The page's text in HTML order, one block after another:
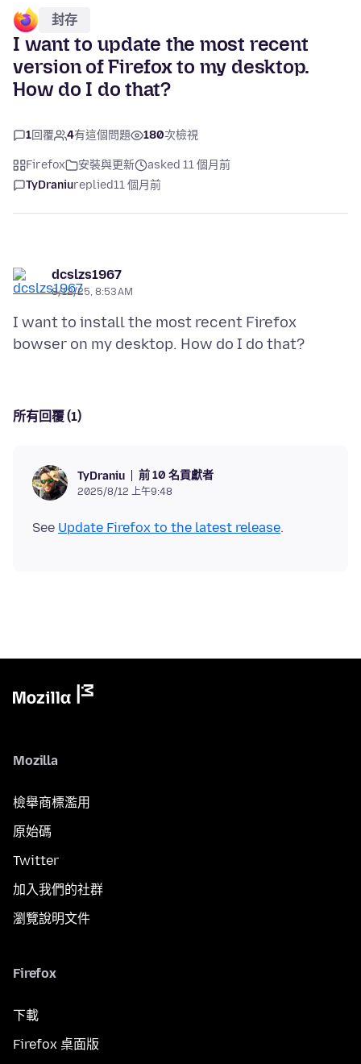
封存
I want to update the most recent
version of Firefox to my desktop.
How do I do that?
1回覆 4有這個問題 180次檢視
Firefox 安裝與更新
asked 11 個月前
TyDraniureplied11 個月前
dcslzs1967
8/12/25, 8:53 AM
I want to install the most recent Firefox
所有回覆 (1)
TyDraniu 前 10 名貢獻者
2025/8/12 上午9:48
See Update Firefox to the latest release
Mozilla
檢舉商標濫用
原始碼
Twitter
加入我們的社群
瀏覽說明文件
Firefox
下載
Firefox 桌面版